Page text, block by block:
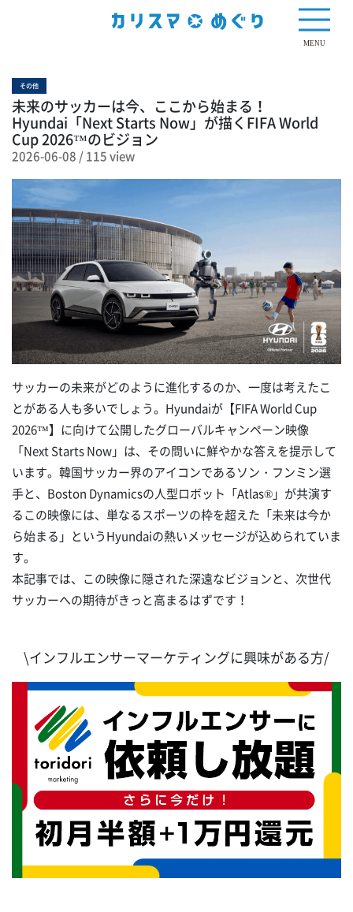
MENU
その他
未来のサッカーは今、ここから始まる！
Hyundai「Next Starts Now」が描くFIFA World
Cup 2026™のビジョン
2026-06-08 /115 view
サッカーの未来がどのように進化するのか、一度は考えたこ
とがある人も多いでしょう。Hyundaiが【FIFA World Cup
2026™】に向けて公開したグローバルキャンペーン映像
「Next Starts Now」は、その問いに鮮やかな答えを提示して
います。韓国サッカー界のアイコンであるソン・フンミン選
手と、Boston Dynamicsの人型ロボット「Atlas®」が共演す
るこの映像には、単なるスポーツの枠を超えた「未来は今か
ら始まる」というHyundaiの熱いメッセージが込められていま
す。
本記事では、この映像に隠された深遠なビジョンと、次世代
サッカーへの期待がきっと高まるはずです！
\インフルエンサーマーケティングに興味がある方/